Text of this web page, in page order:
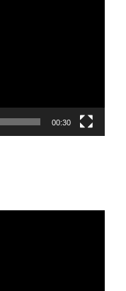
00:30